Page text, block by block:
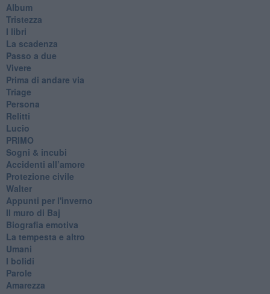
Album
Tristezza
I libri
La scadenza
Passo a due
Vivere
Prima di andare via
Triage
Persona
Relitti
Lucio
PRIMO
Sogni & incubi
Accidenti all’amore
Protezione civile
Walter
Appunti per l'inverno
Il muro di Baj
Biografia emotiva
La tempesta e altro
Umani
I bolidi
Parole
Amarezza